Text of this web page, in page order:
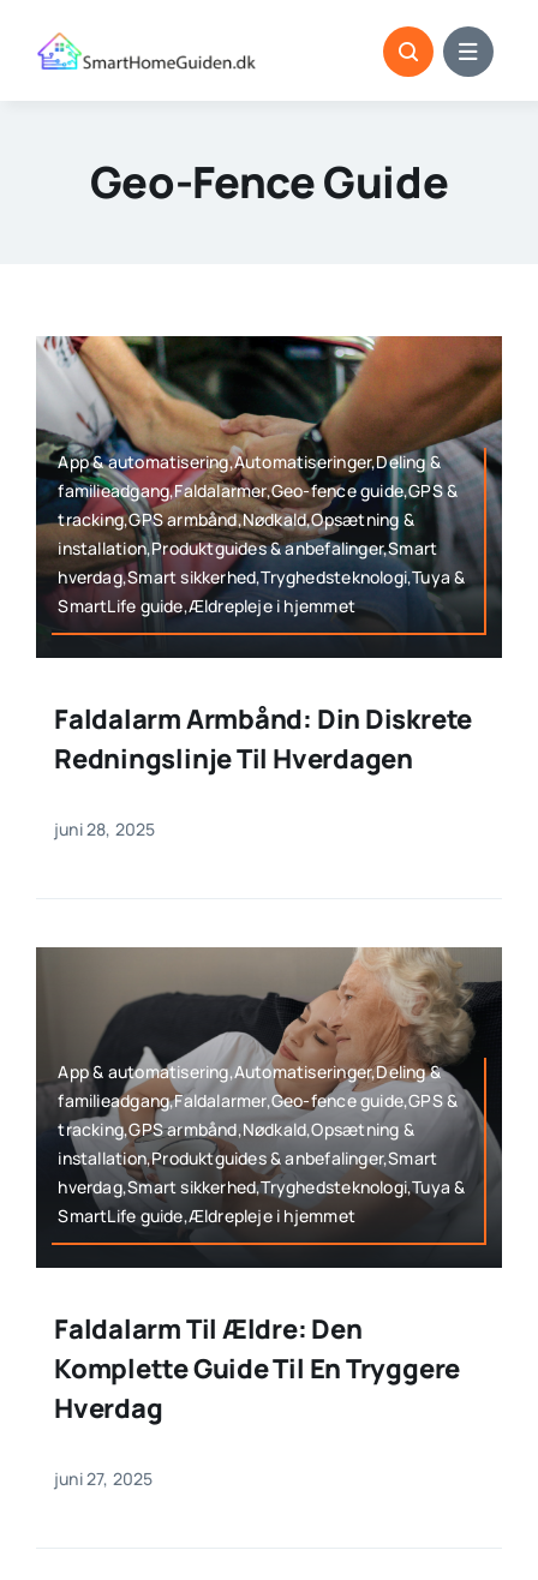
Geo-Fence Guide
App & automatisering,Automatiseringer,Deling &
familieadgang,Faldalarmer,Geo-fence guide,GPS &
tracking,GPS armbånd,Nødkald,Opsætning &
installation,Produktguides & anbefalinger,Smart
hverdag,Smart sikkerhed,Tryghedsteknologi,Tuya &
SmartLife guide,Ældrepleje i hjemmet
Faldalarm Armbånd: Din Diskrete
Redningslinje Til Hverdagen
juni 28, 2025
App & automatisering,Automatiseringer,Deling &
familieadgang,Faldalarmer,Geo-fence guide,GPS &
tracking,GPS armbånd,Nødkald,Opsætning &
installation,Produktguides & anbefalinger,Smart
hverdag,Smart sikkerhed,Tryghedsteknologi,Tuya &
SmartLife guide,Ældrepleje i hjemmet
Faldalarm Til Ældre: Den
Komplette Guide Til En Tryggere
Hverdag
juni 27, 2025